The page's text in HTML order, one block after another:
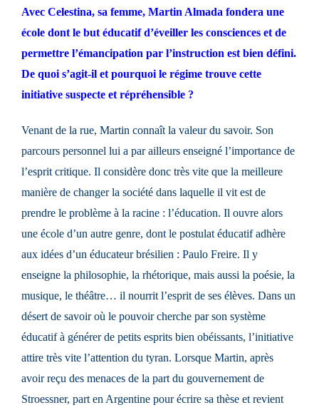
Avec Celestina, sa femme, Martin Almada fondera une
école dont le but éducatif d’éveiller les consciences et de
permettre l’émancipation par l’instruction est bien défini.
De quoi s’agit-il et pourquoi le régime trouve cette
initiative suspecte et répréhensible ?
Venant de la rue, Martin connaît la valeur du savoir. Son
parcours personnel lui a par ailleurs enseigné l’importance de
l’esprit critique. Il considère donc très vite que la meilleure
manière de changer la société dans laquelle il vit est de
prendre le problème à la racine : l’éducation. Il ouvre alors
une école d’un autre genre, dont le postulat éducatif adhère
aux idées d’un éducateur brésilien : Paulo Freire. Il y
enseigne la philosophie, la rhétorique, mais aussi la poésie, la
musique, le théâtre… il nourrit l’esprit de ses élèves. Dans un
désert de savoir où le pouvoir cherche par son système
éducatif à générer de petits esprits bien obéissants, l’initiative
attire très vite l’attention du tyran. Lorsque Martin, après
avoir reçu des menaces de la part du gouvernement de
Stroessner, part en Argentine pour écrire sa thèse et revient